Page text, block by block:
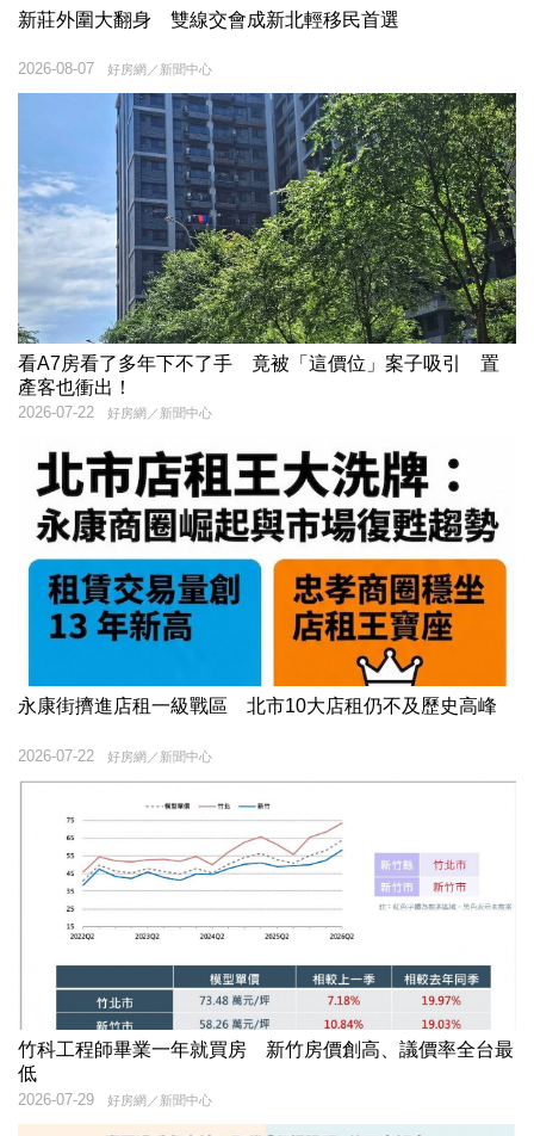
新莊外圍大翻身 雙線交會成新北輕移民首選
好房網／新聞中心
2026-08-07
看A7房看了多年下不了手 竟被「這價位」案子吸引 置
產客也衝出！
好房網／新聞中心
2026-07-22
永康街擠進店租一級戰區 北市10大店租仍不及歷史高峰
好房網／新聞中心
2026-07-22
竹科工程師畢業一年就買房 新竹房價創高、議價率全台最
低
好房網／新聞中心
2026-07-29